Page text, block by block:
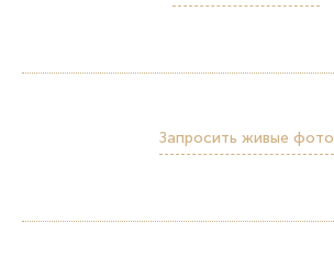
Запросить живые фото